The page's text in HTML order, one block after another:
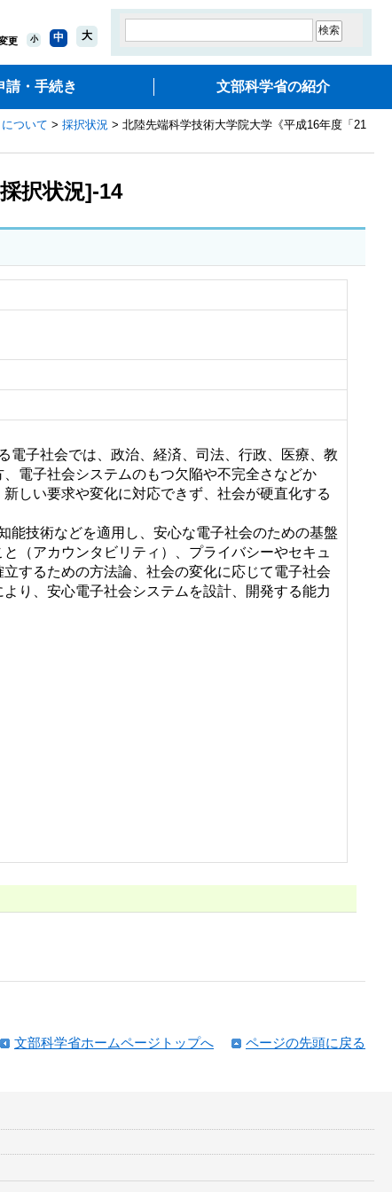
更 小 中 大
請・手続き 文部科学省の紹介
ついて > 採択状況 > 北陸先端科学技術大学院大学《平成16年度「21
択状況]-14
電子社会では、政治、経済、司法、行政、医療、教
電子社会システムのもつ欠陥や不完全さなどか
しい要求や変化に対応できず、社会が硬直化する
能技術などを適用し、安心な電子社会のための基盤
（アカウンタビリティ）、プライバシーやセキュ
するための方法論、社会の変化に応じて電子社会
り、安心電子社会システムを設計、開発する能力
ページの先頭に戻る
文部科学省ホームページトップへ